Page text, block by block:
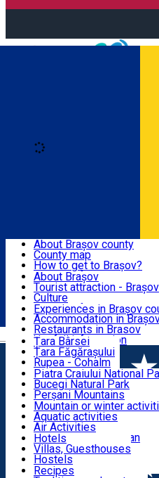
Română
BRAȘOV
EXPERIENCES
DESTINATIONS
NATURE
ACTIVE TOURISM
ACCOMMODATION
CULTURAL HERITAGE
About Brașov county
County map
How to get to Brașov?
Tourist Information
Tourist Guides
Brașov Tourism
Historical tourist
What would a local
Tourism news Brașov
Restaurants
About Brașov
Tourist attraction - Brașov
Culture
Tourist Information
Accommodation in
Restaurants in Brasov
Usefull information
Experiences in Brașov
Țara Bârsei
Țara Făgărașului
Rupea - Cohalm
ECO Destinations
Piatra Craiului National
Bucegi Natural Park
Perșani Mountains
Făgăraș Mountains
Postăvarul Peak
Măgura Codlei
Ciucaș Mountains
Protected areas
Other natural attractions
Speoturism
Mountain or winter
Aquatic activities
Air Activities
Adventure, Equestrian
Cycling, Running
Other activities
Hotels
Villas, Guesthouses
Hostels
Cottages
Recipes